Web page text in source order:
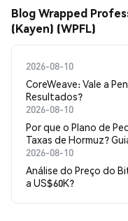
Blog Wrapped
(Kayen) (WPFL)
2026-08-10
CoreWeave: Vale a
Resultados?
2026-08-10
Por que o Plano de
Taxas de Hormuz?
2026-08-10
Análise do Preço do
a US$60K?